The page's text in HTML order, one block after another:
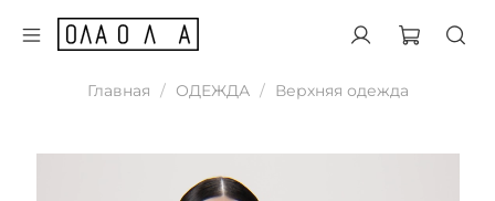
Главная ОДЕЖДА Верхняя одежда